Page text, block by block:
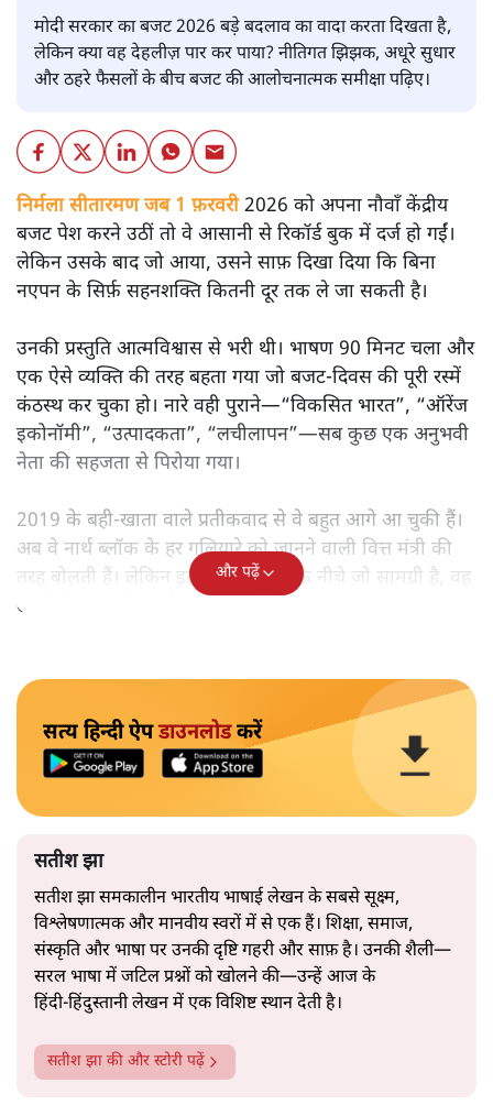
मोदी सरकार का बजट 2026 बड़े बदलाव का वादा करता दिखता है,
लेकिन क्या वह देहलीज़ पार कर पाया? नीतिगत झिझक, अधूरे सुधार
और ठहरे फैसलों के बीच बजट की आलोचनात्मक समीक्षा पढ़िए।
निर्मला सीतारमण जब 1 फ़रवरी2026 को अपना नौवाँ केंद्रीय
बजट पेश करने उठीं तो वे आसानी से रिकॉर्ड बुक में दर्ज हो गईं।
लेकिन उसके बाद जो आया, उसने साफ़ दिखा दिया कि बिना
नएपन के सिर्फ़ सहनशक्ति कितनी दूर तक ले जा सकती है।
उनकी प्रस्तुति आत्मविश्वास से भरी थी। भाषण 90 मिनट चला और
एक ऐसे व्यक्ति की तरह बहता गया जो बजट‑दिवस की पूरी रस्में
कंठस्थ कर चुका हो। नारे वही पुराने—“विकसित भारत”, “ऑरेंज
इकोनॉमी”, “उत्पादकता”, “लचीलापन”—सब कुछ एक अनुभवी
नेता की सहजता से पिरोया गया।
2019 के बही‑खाता वाले प्रतीकवाद से वे बहुत आगे आ चुकी हैं।
अब वे नार्थ ब्लॉक के हर गलियारे को जानने वाली वित्त मंत्री की
तरह बोलती हैं। लेकिन इस आत्मविश्वास के नीचे जो सामग्री है, वह
उतनी ही अनुमानित और दोहराव भरी।
और पढ़ें
सत्य हिन्दी ऐपडाउनलोडकरें
सतीश झा
सतीश झा समकालीन भारतीय भाषाई लेखन के सबसे सूक्ष्म,
विश्लेषणात्मक और मानवीय स्वरों में से एक हैं। शिक्षा, समाज,
संस्कृति और भाषा पर उनकी दृष्टि गहरी और साफ़ है। उनकी शैली—
सरल भाषा में जटिल प्रश्नों को खोलने की—उन्हें आज के
हिंदी‑हिंदुस्तानी लेखन में एक विशिष्ट स्थान देती है।
सतीश झा की और स्टोरी पढ़ें